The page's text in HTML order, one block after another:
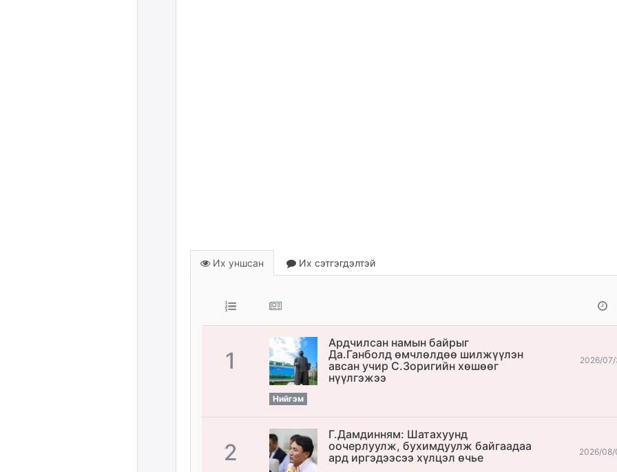
Их уншсан Их сэтгэгдэлтэй
1
Ардчилсан намын байрыг
Да.Ганболд өмчлөлдөө шилжүүлэн
авсан учир С.Зоригийн хөшөөг
нүүлгэжээ
Нийгэм
2026/07/
2
Г.Дамдинням: Шатахуунд
оочерлуулж, бухимдуулж байгаадаа
ард иргэдээсээ хүлцэл өчье
2026/08/